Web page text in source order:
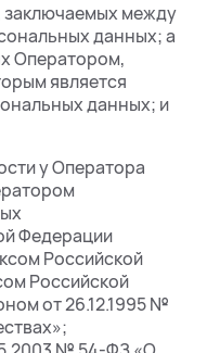
заключаемых между
данных; а
Оператором,
является
данных; и
у Оператора
Федерации
Российской
Российской
от 26.12.1995 №